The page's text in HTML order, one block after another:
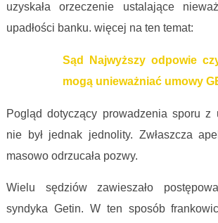
uzyskała orzeczenie ustalające
upadłości banku. więcej na ten temat:
Sąd Najwyższy odpowie
mogą unieważniać umowy
Pogląd dotyczący prowadzenia sporu z
nie był jednak jednolity. Zwłaszcza
masowo odrzucała pozwy.
Wielu sędziów zawieszało
syndyka Getin. W ten sposób